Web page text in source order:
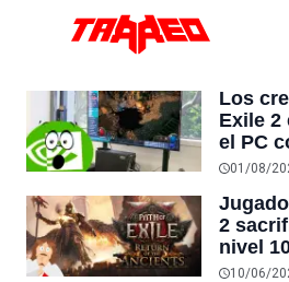
Los
Exile 2
el PC
que
sin
lo
01/08/
2
nivel
punto
10/06/